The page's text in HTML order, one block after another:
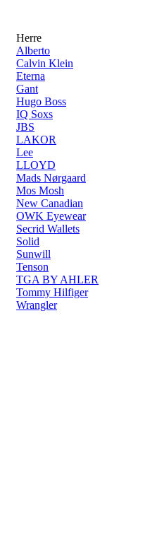
Herre
Alberto
Calvin Klein
Eterna
Gant
Hugo Boss
IQ Soxs
JBS
LAKOR
Lee
LLOYD
Mads Nørgaard
Mos Mosh
New Canadian
OWK Eyewear
Secrid Wallets
Solid
Sunwill
Tenson
TGA BY AHLER
Tommy Hilfiger
Wrangler